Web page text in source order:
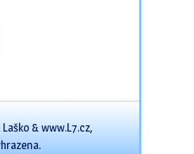
& www.L7.cz,